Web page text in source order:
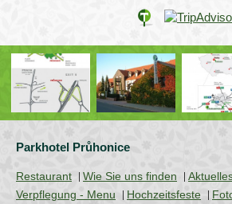
Parkhotel Průhonice
Restaurant Wie Sie uns finden
Verpflegung - Menu
Hochzeitsfeste